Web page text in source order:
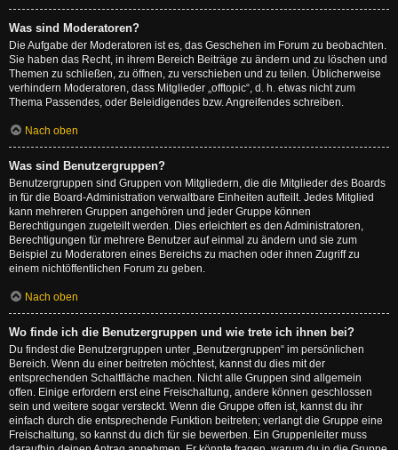
Was sind Moderatoren?
Die Aufgabe der Moderatoren ist es, das Geschehen im Forum zu beobachten.
Sie haben das Recht, in ihrem Bereich Beiträge zu ändern und zu löschen und
Themen zu schließen, zu öffnen, zu verschieben und zu teilen. Üblicherweise
verhindern Moderatoren, dass Mitglieder „offtopic“, d. h. etwas nicht zum
Thema Passendes, oder Beleidigendes bzw. Angreifendes schreiben.
Nach oben
Was sind Benutzergruppen?
Benutzergruppen sind Gruppen von Mitgliedern, die die Mitglieder des Boards
in für die Board-Administration verwaltbare Einheiten aufteilt. Jedes Mitglied
kann mehreren Gruppen angehören und jeder Gruppe können
Berechtigungen zugeteilt werden. Dies erleichtert es den Administratoren,
Berechtigungen für mehrere Benutzer auf einmal zu ändern und sie zum
Beispiel zu Moderatoren eines Bereichs zu machen oder ihnen Zugriff zu
einem nichtöffentlichen Forum zu geben.
Nach oben
Wo finde ich die Benutzergruppen und wie trete ich ihnen bei?
Du findest die Benutzergruppen unter „Benutzergruppen“ im persönlichen
Bereich. Wenn du einer beitreten möchtest, kannst du dies mit der
entsprechenden Schaltfläche machen. Nicht alle Gruppen sind allgemein
offen. Einige erfordern erst eine Freischaltung, andere können geschlossen
sein und weitere sogar versteckt. Wenn die Gruppe offen ist, kannst du ihr
einfach durch die entsprechende Funktion beitreten; verlangt die Gruppe eine
Freischaltung, so kannst du dich für sie bewerben. Ein Gruppenleiter muss